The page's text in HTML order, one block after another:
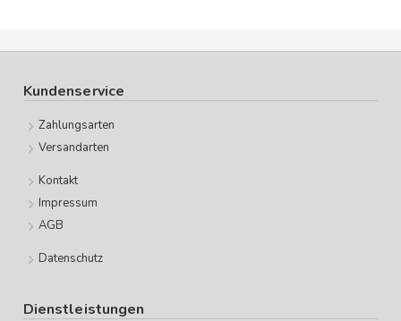
Kundenservice
Zahlungsarten
Versandarten
Kontakt
Impressum
AGB
Datenschutz
Dienstleistungen